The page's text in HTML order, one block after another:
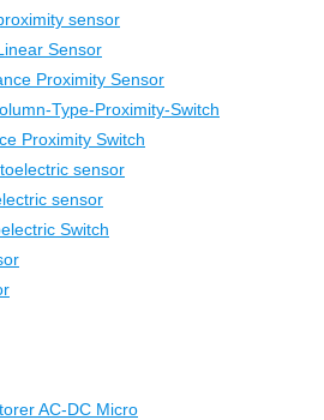
sensor
Sensor
Proximity Sensor
Type-Proximity-Switch
Proximity Switch
sensor
sensor
Switch
AC-DC Micro